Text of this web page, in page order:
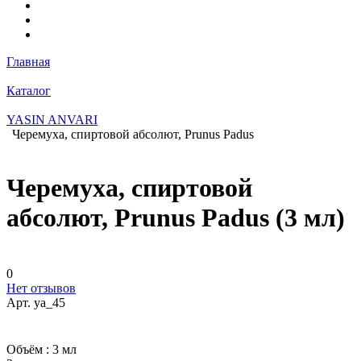
Главная
Каталог
YASIN ANVARI
Черемуха, спиртовой абсолют, Prunus Padus
Черемуха, спиртовой
абсолют, Prunus Padus (3 мл)
0
Нет отзывов
Арт. ya_45
Объём : 3 мл